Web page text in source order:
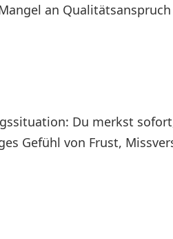
an
Du merkst
Gefühl von Frust,